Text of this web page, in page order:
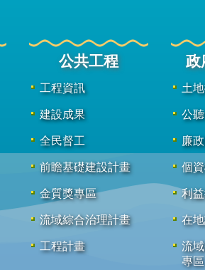
公共工程
工程資訊
建設成果
全民督工
前瞻基礎建設計畫
金質獎專區
流域綜合治理計畫
工程計畫
政
土
公
廉
個
利
在
流
專區